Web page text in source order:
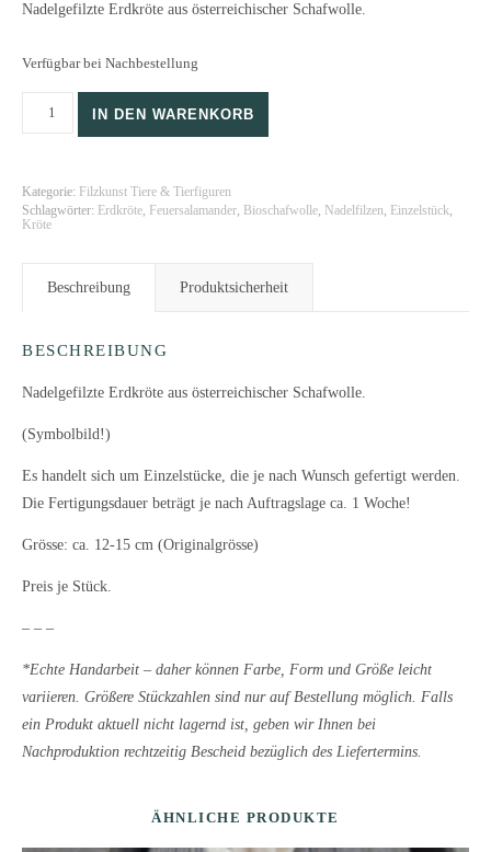
Nadelgefilzte Erdkröte aus österreichischer Schafwolle.
Verfügbar bei Nachbestellung
IN DEN WARENKORB
Kategorie: Filzkunst Tiere & Tierfiguren
Schlagwörter: Erdkröte, Feuersalamander, Bioschafwolle, Nadelfilzen, Einzelstück,
Kröte
Beschreibung Produktsicherheit
BESCHREIBUNG
Nadelgefilzte Erdkröte aus österreichischer Schafwolle.
(Symbolbild!)
Es handelt sich um Einzelstücke, die je nach Wunsch gefertigt werden.
Die Fertigungsdauer beträgt je nach Auftragslage ca. 1 Woche!
Grösse: ca. 12-15 cm (Originalgrösse)
Preis je Stück.
– – –
*Echte Handarbeit – daher können Farbe, Form und Größe leicht
variieren. Größere Stückzahlen sind nur auf Bestellung möglich. Falls
ein Produkt aktuell nicht lagernd ist, geben wir Ihnen bei
Nachproduktion rechtzeitig Bescheid bezüglich des Liefertermins.
ÄHNLICHE PRODUKTE